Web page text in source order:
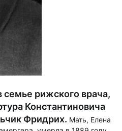
семье рижского врача,
Константиновича
Фридрих. Мать, Елена